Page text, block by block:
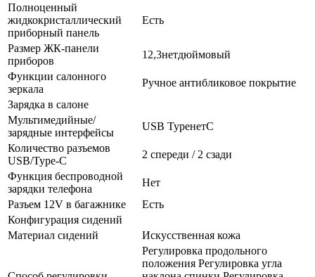
Полноценный
жидкокристаллический
приборный панель
Есть
Размер ЖК-панели
приборов
12,3нетдюймовый
Функции салонного
зеркала
Ручное антибликовое покрытие
Зарядка в салоне
Мультимедийные/
зарядные интерфейсы
USB TypeнетC
Количество разъемов
USB/Type-C
2 спереди / 2 сзади
Функция беспроводной
зарядки телефона
Нет
Разъем 12V в багажнике
Есть
Конфигурация сидений
Материал сидений
Искусственная кожа
Регулировка продольного
положения Регулировка угла